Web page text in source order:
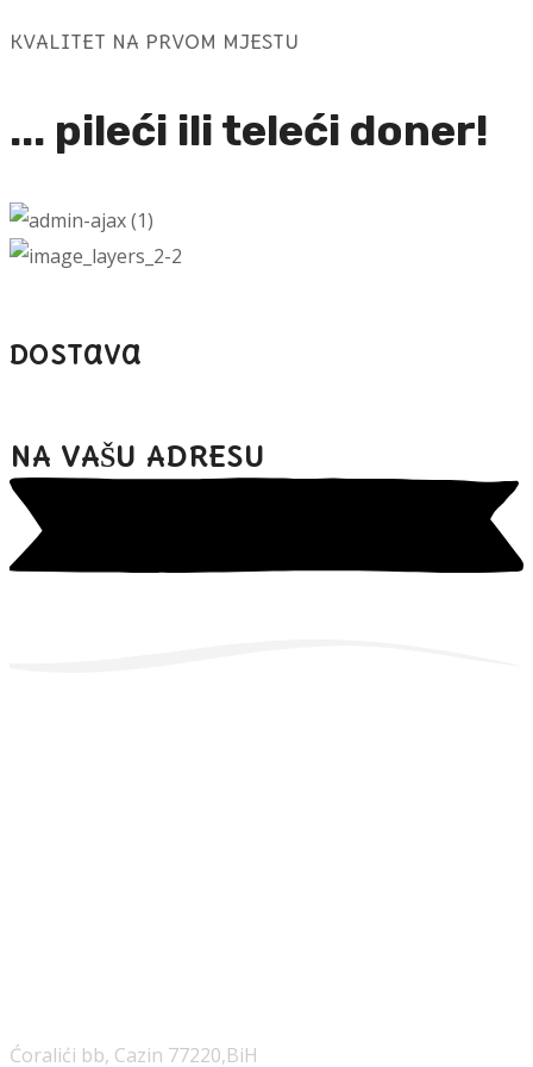
KVALITET NA PRVOM MJESTU
... pileći ili teleći doner!
dostava
NA VAŠU ADRESU
Ćoralići bb, Cazin 77220,BiH